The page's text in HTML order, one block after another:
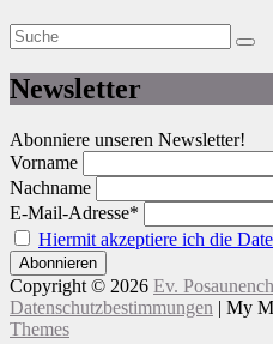
Suche
nach:
Newsletter
Abonniere unseren Newsletter!
Vorname
Nachname
E-Mail-Adresse*
Hiermit akzeptiere ich die
Copyright © 2026 Ev.
Datenschutzbestimmungen | My
Themes